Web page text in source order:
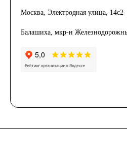
Москва, Электродная улица, 14с2
Балашиха, мкр-н